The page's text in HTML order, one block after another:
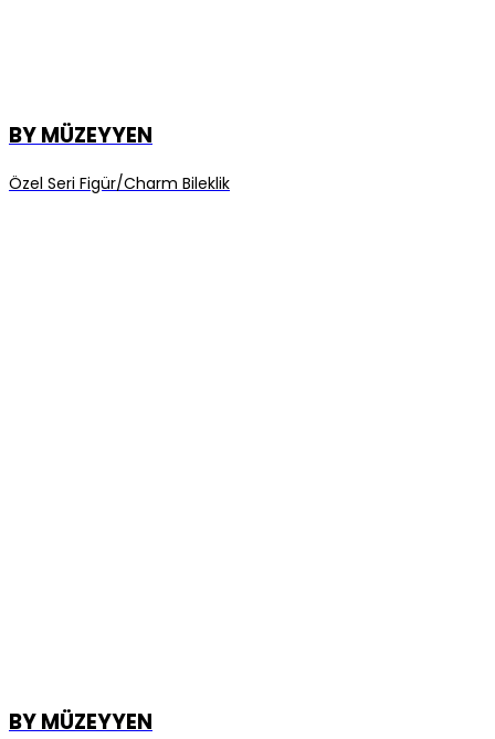
BY MÜZEYYEN
Özel Seri Figür/Charm Bileklik
BY MÜZEYYEN